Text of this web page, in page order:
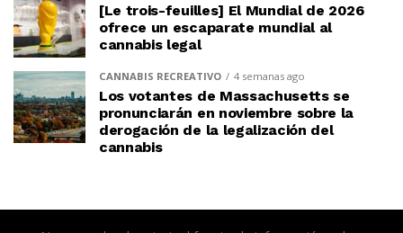
[Le trois-feuilles] El Mundial de 2026
ofrece un escaparate mundial al
cannabis legal
CANNABIS RECREATIVO 4 semanas ago
Los votantes de Massachusetts se
pronunciarán en noviembre sobre la
derogación de la legalización del
cannabis